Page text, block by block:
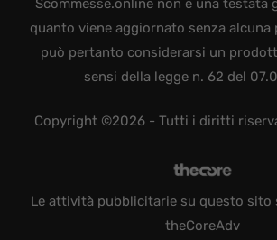
Scommesse.online non è una testata
quanto viene aggiornato senza alcuna
può pertanto considerarsi un
sensi della legge n. 62 del
Copyright ©2026 - Tutti i diritti
Le attività pubblicitarie su questo sito
theCoreAdv